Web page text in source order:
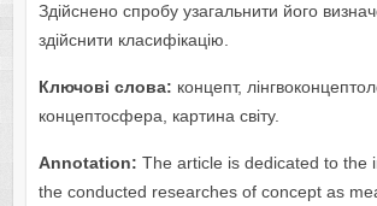
Здійснено спробу узагальнити його
здійснити класифікацію.
Ключові слова: концепт,
концептосфера, картина світу.
Annotation: The article is dedicated to the
the conducted researches of concept as